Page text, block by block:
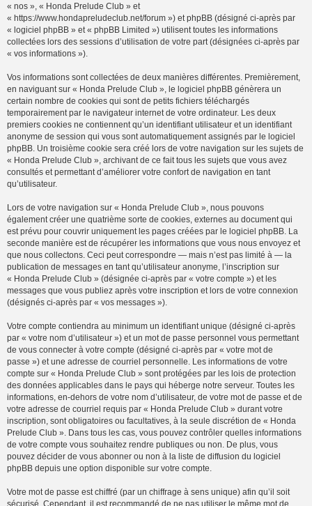
« nos », « Honda Prelude Club » et
« https://www.hondapreludeclub.net/forum ») et phpBB (désigné ci-après par
« logiciel phpBB » et « phpBB Limited ») utilisent toutes les informations
collectées lors des sessions d’utilisation de votre part (désignées ci-après par
« vos informations »).
Vos informations sont collectées de deux manières différentes. Premièrement,
en naviguant sur « Honda Prelude Club », le logiciel phpBB génèrera un
certain nombre de cookies qui sont de petits fichiers téléchargés
temporairement par le navigateur internet de votre ordinateur. Les deux
premiers cookies ne contiennent qu’un identifiant utilisateur et un identifiant
anonyme de session qui vous sont automatiquement assignés par le logiciel
phpBB. Un troisième cookie sera créé lors de votre navigation sur les sujets de
« Honda Prelude Club », archivant de ce fait tous les sujets que vous avez
consultés et permettant d’améliorer votre confort de navigation en tant
qu’utilisateur.
Lors de votre navigation sur « Honda Prelude Club », nous pouvons
également créer une quatrième sorte de cookies, externes au document qui
est prévu pour couvrir uniquement les pages créées par le logiciel phpBB. La
seconde manière est de récupérer les informations que vous nous envoyez et
que nous collectons. Ceci peut correspondre — mais n’est pas limité à — la
publication de messages en tant qu’utilisateur anonyme, l’inscription sur
« Honda Prelude Club » (désignée ci-après par « votre compte ») et les
messages que vous publiez après votre inscription et lors de votre connexion
(désignés ci-après par « vos messages »).
Votre compte contiendra au minimum un identifiant unique (désigné ci-après
par « votre nom d’utilisateur ») et un mot de passe personnel vous permettant
de vous connecter à votre compte (désigné ci-après par « votre mot de
passe ») et une adresse de courriel personnelle. Les informations de votre
compte sur « Honda Prelude Club » sont protégées par les lois de protection
des données applicables dans le pays qui héberge notre serveur. Toutes les
informations, en-dehors de votre nom d’utilisateur, de votre mot de passe et de
votre adresse de courriel requis par « Honda Prelude Club » durant votre
inscription, sont obligatoires ou facultatives, à la seule discrétion de « Honda
Prelude Club ». Dans tous les cas, vous pouvez contrôler quelles informations
de votre compte vous souhaitez rendre publiques ou non. De plus, vous
pouvez décider de vous abonner ou non à la liste de diffusion du logiciel
phpBB depuis une option disponible sur votre compte.
Votre mot de passe est chiffré (par un chiffrage à sens unique) afin qu’il soit
sécurisé. Cependant, il est recommandé de ne pas utiliser le même mot de